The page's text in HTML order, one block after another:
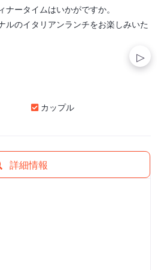
ータイムはいかがですか。
ルのイタリアンランチをお楽しみいた
カップル
詳細情報